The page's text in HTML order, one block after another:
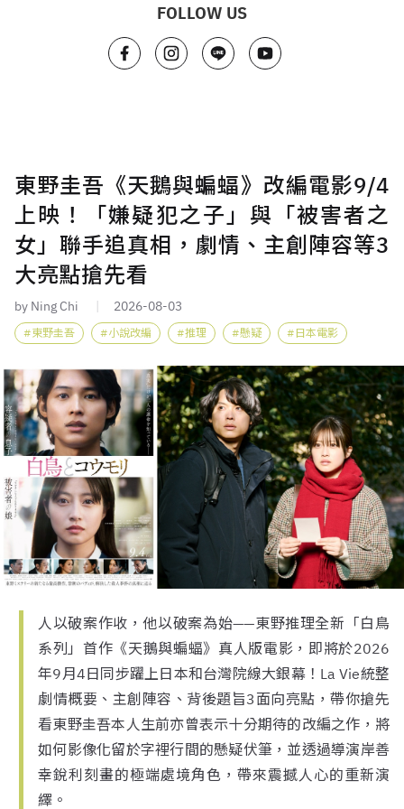
FOLLOW US
東野圭吾《天鵝與蝙蝠》改編電影9/4
上映！「嫌疑犯之子」與「被害者之
女」聯手追真相，劇情、主創陣容等3
大亮點搶先看
by Ning Chi 2026-08-03
東野圭吾 小說改編 推理 懸疑 日本電影
人以破案作收，他以破案為始——東野推理全新「白鳥
系列」首作《天鵝與蝙蝠》真人版電影，即將於2026
年9月4日同步躍上日本和台灣院線大銀幕！La Vie統整
劇情概要、主創陣容、背後題旨3面向亮點，帶你搶先
看東野圭吾本人生前亦曾表示十分期待的改編之作，將
如何影像化留於字裡行間的懸疑伏筆，並透過導演岸善
幸銳利刻畫的極端處境角色，帶來震撼人心的重新演
繹。